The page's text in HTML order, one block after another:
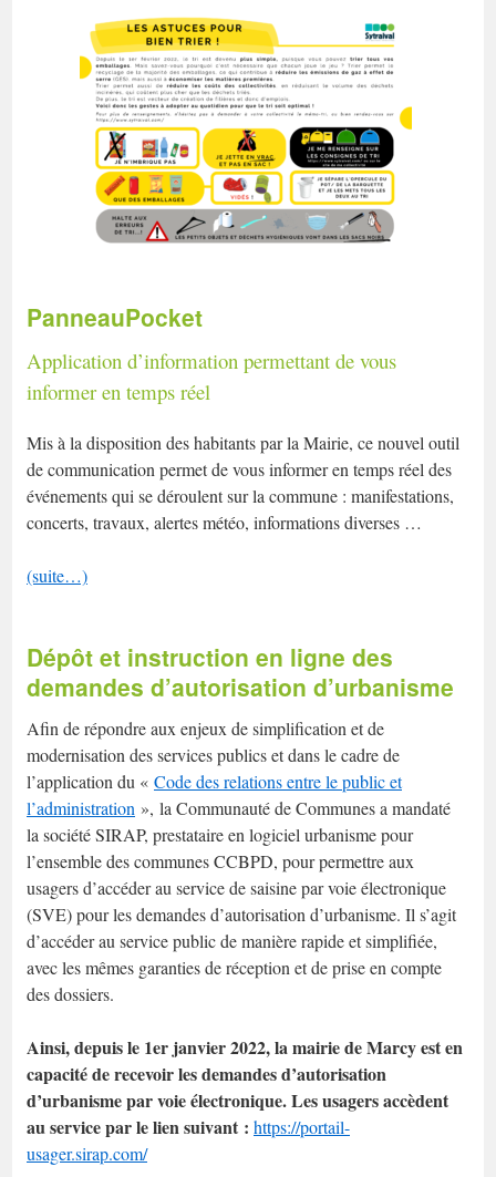
PanneauPocket
Application d’information permettant de vous
informer en temps réel
Mis à la disposition des habitants par la Mairie, ce nouvel outil
de communication permet de vous informer en temps réel des
événements qui se déroulent sur la commune : manifestations,
concerts, travaux, alertes météo, informations diverses …
(suite…)
Dépôt et instruction en ligne des
demandes d’autorisation d’urbanisme
Afin de répondre aux enjeux de simplification et de
modernisation des services publics et dans le cadre de
l’application du « Code des relations entre le public et
l’administration », la Communauté de Communes a mandaté
la société SIRAP, prestataire en logiciel urbanisme pour
l’ensemble des communes CCBPD, pour permettre aux
usagers d’accéder au service de saisine par voie électronique
(SVE) pour les demandes d’autorisation d’urbanisme. Il s’agit
d’accéder au service public de manière rapide et simplifiée,
avec les mêmes garanties de réception et de prise en compte
des dossiers.
Ainsi, depuis le 1er janvier 2022, la mairie de Marcy est en
capacité de recevoir les demandes d’autorisation
d’urbanisme par voie électronique. Les usagers accèdent
au service par le lien suivant : https://portail-
usager.sirap.com/